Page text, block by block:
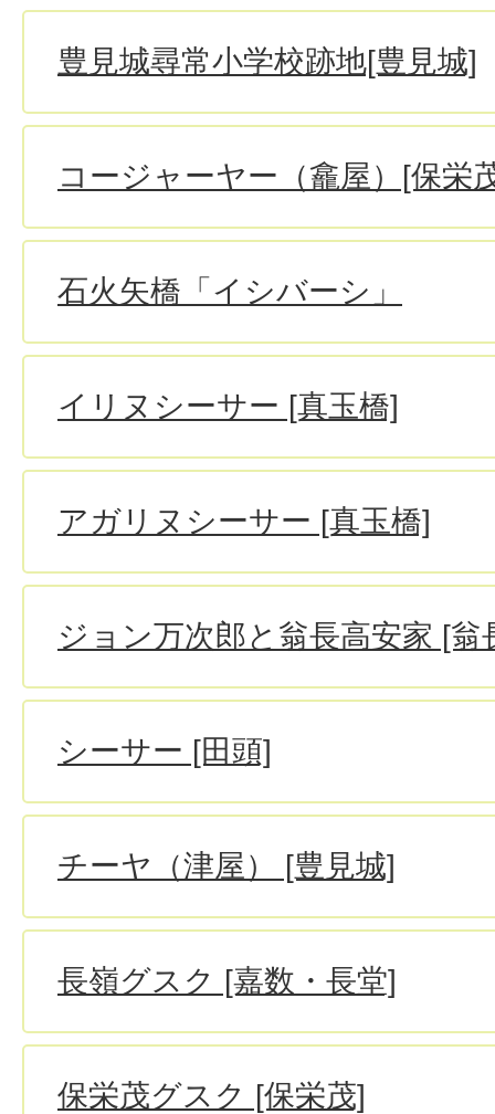
豊見城尋常小学校跡地[豊見城]
コージャーヤー（龕屋）[保栄
石火矢橋「イシバーシ」
イリヌシーサー [真玉橋]
アガリヌシーサー [真玉橋]
ジョン万次郎と翁長高安家 [翁
シーサー [田頭]
チーヤ（津屋） [豊見城]
長嶺グスク [嘉数・長堂]
保栄茂グスク [保栄茂]